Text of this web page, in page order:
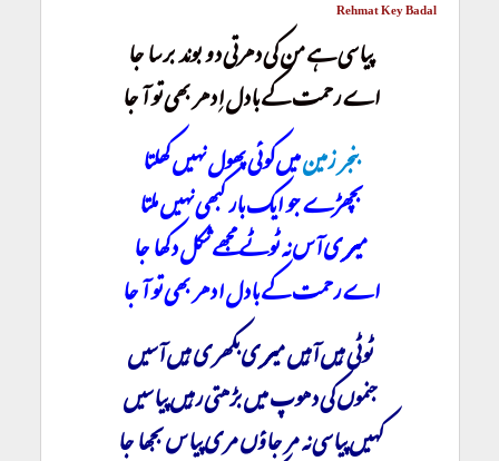
Rehmat Key Badal
پیاسی ہے من کی دھرتی دو بوند برسا جا
اے رحمت کے بادل اِدھر بھی تو آ جا
بنجر زمینمیں کوئی پھول نہیں کھلتا
بچھڑے جو ایک بار کبھی نہیں ملتا
میری آس نہ ٹوٹے مجھے شکل دکھا جا
اے رحمت کے بادل ادھر بھی تو آ جا
ٹوٹی ہیں آہیں میری بکھری ہیں آسیں
جنموں کی دھوپ میں بڑھتی رہیں پیاسیں
کہیں پیاسی نہ مر جاؤں مری پیاس بجھا جا